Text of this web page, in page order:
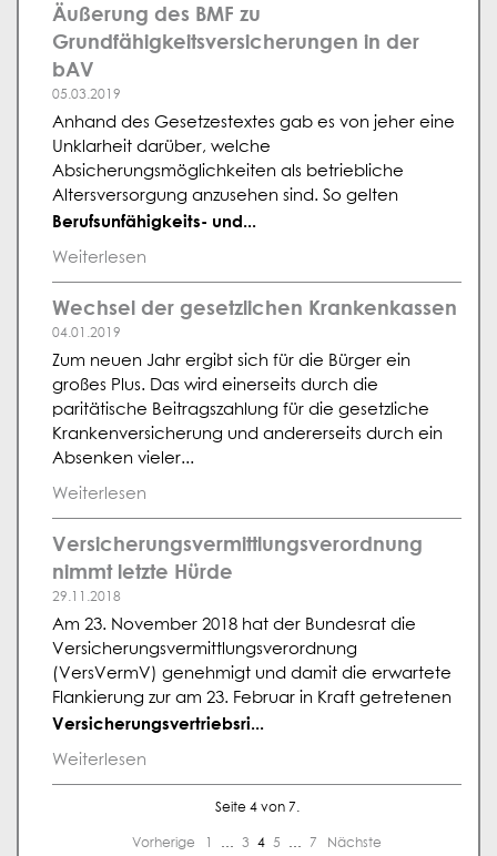
Äußerung des BMF zu
Grundfähigkeitsversicherungen in der
bAV
05.03.2019
Anhand des Gesetzestextes gab es von jeher eine
Unklarheit darüber, welche
Absicherungsmöglichkeiten als betriebliche
Altersversorgung anzusehen sind. So gelten
Berufsunfähigkeits- und...
Weiterlesen
Wechsel der gesetzlichen Krankenkassen
04.01.2019
Zum neuen Jahr ergibt sich für die Bürger ein
großes Plus. Das wird einerseits durch die
paritätische Beitragszahlung für die gesetzliche
Krankenversicherung und andererseits durch ein
Absenken vieler...
Weiterlesen
Versicherungsvermittlungsverordnung
nimmt letzte Hürde
29.11.2018
Am 23. November 2018 hat der Bundesrat die
Versicherungsvermittlungsverordnung
(VersVermV) genehmigt und damit die erwartete
Flankierung zur am 23. Februar in Kraft getretenen
Versicherungsvertriebsri...
Weiterlesen
Seite 4 von 7.
Vorherige … 3 4 5 … 7 Nächste